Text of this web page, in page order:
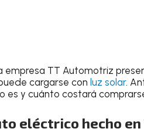
empresa TT Automotriz
cargarse con luz solar.
es y cuánto costará
eléctrico hecho